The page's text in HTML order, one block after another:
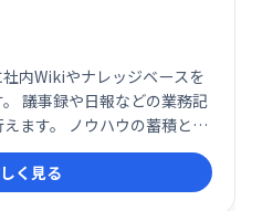
内Wikiやナレッジベースを
議事録や日報などの業務記
ます。 ノウハウの蓄積と共
の生産性向上に貢献します。
ずはお気軽にお試しくださ
く見る